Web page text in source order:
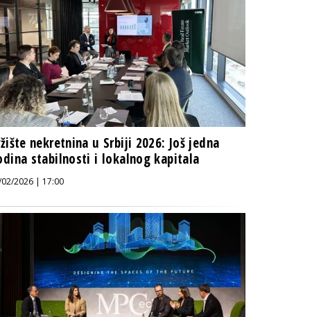
nekretnina u Srbiji 2026: Još jedna
stabilnosti i lokalnog kapitala
02/2026 | 17:00